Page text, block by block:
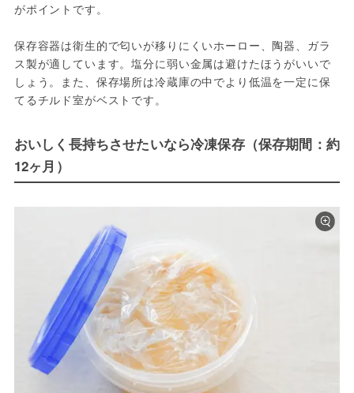
がポイントです。
保存容器は衛生的で匂いが移りにくいホーロー、陶器、ガラ
ス製が適しています。塩分に弱い金属は避けたほうがいいで
しょう。また、保存場所は冷蔵庫の中でより低温を一定に保
てるチルド室がベストです。
おいしく長持ちさせたいなら冷凍保存（保存期間：約
12ヶ月）